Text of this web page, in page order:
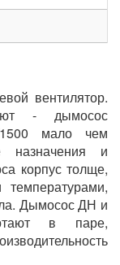
вентилятор.
- дымосос
1500 мало чем
назначения и
корпус толще,
Дымосос ДН и
в паре,